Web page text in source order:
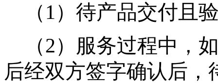
（1）待产品交付且
（2）服务过程中，
后经双方签字确认后